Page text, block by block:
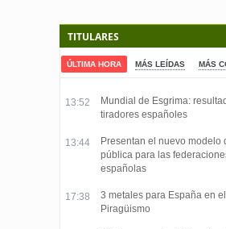
TITULARES
ÚLTIMA HORA MÁS LEÍDAS MÁS
13:52
Mundial de Esgrima:
tiradores españoles
13:44
Presentan el nuevo modelo
pública para las
españolas
17:38
3 metales para España en
Piragüismo